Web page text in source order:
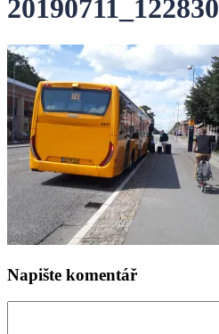
20190711_122830
Napište komentář